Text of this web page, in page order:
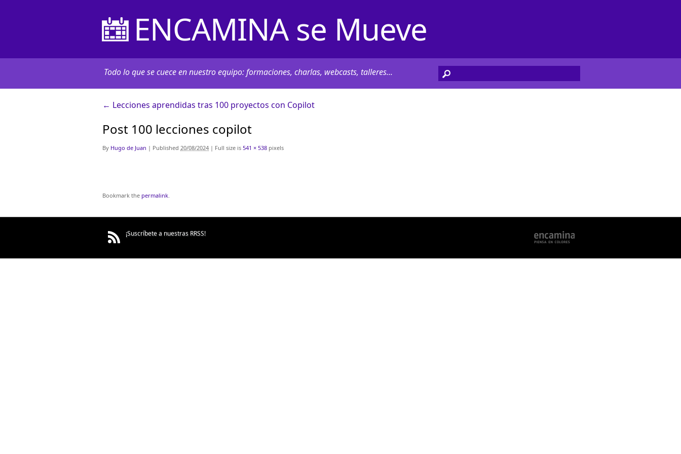
ENCAMINA se Mueve
Todo lo que se cuece en nuestro equipo: formaciones, charlas, webcasts, talleres...
← Lecciones aprendidas tras 100 proyectos con Copilot
Post 100 lecciones copilot
By Hugo de Juan | Published 20/08/2024 | Full size is 541 × 538 pixels
Bookmark the permalink
¡Suscríbete a nuestras RRSS!